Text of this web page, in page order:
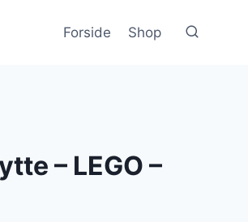
Forside Shop
– LEGO –